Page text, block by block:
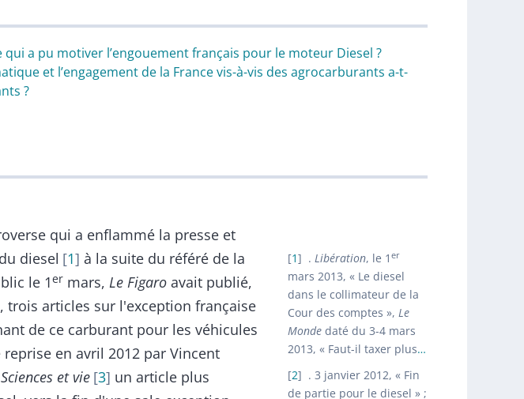
a pu motiver l’engouement français pour le moteur Diesel ?
et l’engagement de la France vis-à-vis des agrocarburants a-t-
?
qui a enflammé la presse et
diesel 1 à la suite du référé de la
le 1er mars, Le Figaro avait publié,
, trois articles sur l'exception française
de ce carburant pour les véhicules
en avril 2012 par Vincent
Sciences et vie 3 un article plus
1 . Libération, le 1 er
mars 2013, « Le diesel
dans le collimateur de la
Cour des comptes », Le
Mondedaté du 3-4 mars
2013, « Faut-il taxer plus…
2
. 3 janvier 2012, « Fin
de partie pour le diesel » ;